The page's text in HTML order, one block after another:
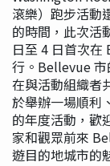
滾樂）跑步活動
的時間，此次活
日至 4 日首次
行。Bellevue
在與活動組織者
於舉辦一場順利
的年度活動，歡
家和觀眾前來
遊目的地城市的